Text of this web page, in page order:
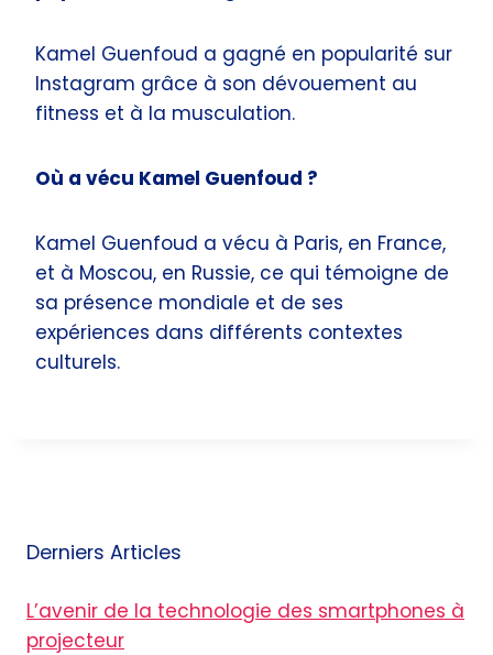
Kamel Guenfoud a gagné en popularité sur
Instagram grâce à son dévouement au
fitness et à la musculation.
Où a vécu Kamel Guenfoud ?
Kamel Guenfoud a vécu à Paris, en France,
et à Moscou, en Russie, ce qui témoigne de
sa présence mondiale et de ses
expériences dans différents contextes
culturels.
Derniers Articles
L’avenir de la technologie des smartphones à
projecteur